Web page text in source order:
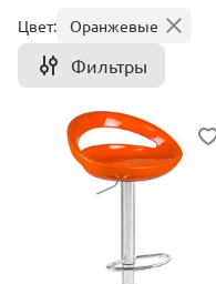
Цвет: Оранжевые
Фильтры